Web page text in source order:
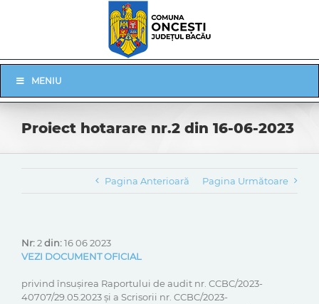
Navigation
MENIU
Proiect hotarare nr.2 din 16-06-2023
Pagina Anterioară Pagina Următoare
Nr:2din:16 06 2023
VEZI DOCUMENT OFICIAL
privind însuşirea Raportului de audit nr. CCBC/2023-
40707/29.05.2023 şi a Scrisorii nr. CCBC/2023-